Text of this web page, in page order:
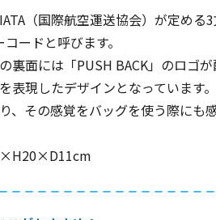
（国際航空運送協会）が定め
ードと呼びます。
裏面には「PUSH BACK」のロゴ
表現したデザインとなっていま
、その感覚をバッグを使う際にも